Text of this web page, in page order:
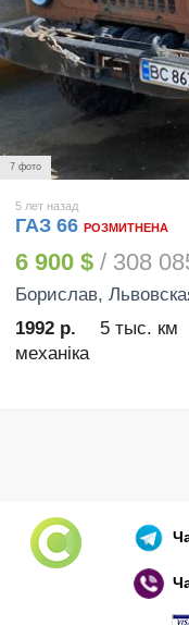
Російський
7 фото
5 лет назад
ГАЗ 66 РОЗМИТНЕНА
6 900 $ / 308
Борислав,
1992 р.
5 тыс. км
механіка